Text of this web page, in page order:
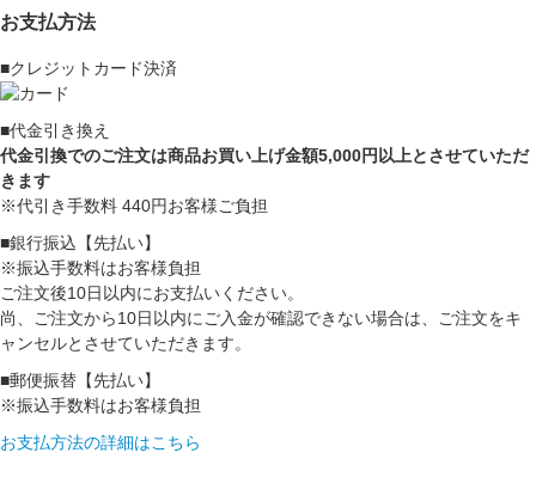
お支払方法
■クレジットカード決済
■代金引き換え
代金引換でのご注文は商品お買い上げ金額5,000円以上とさせていただ
きます
※代引き手数料 440円お客様ご負担
■銀行振込【先払い】
※振込手数料はお客様負担
ご注文後10日以内にお支払いください。
尚、ご注文から10日以内にご入金が確認できない場合は、ご注文をキ
ャンセルとさせていただきます。
■郵便振替【先払い】
※振込手数料はお客様負担
お支払方法の詳細はこちら